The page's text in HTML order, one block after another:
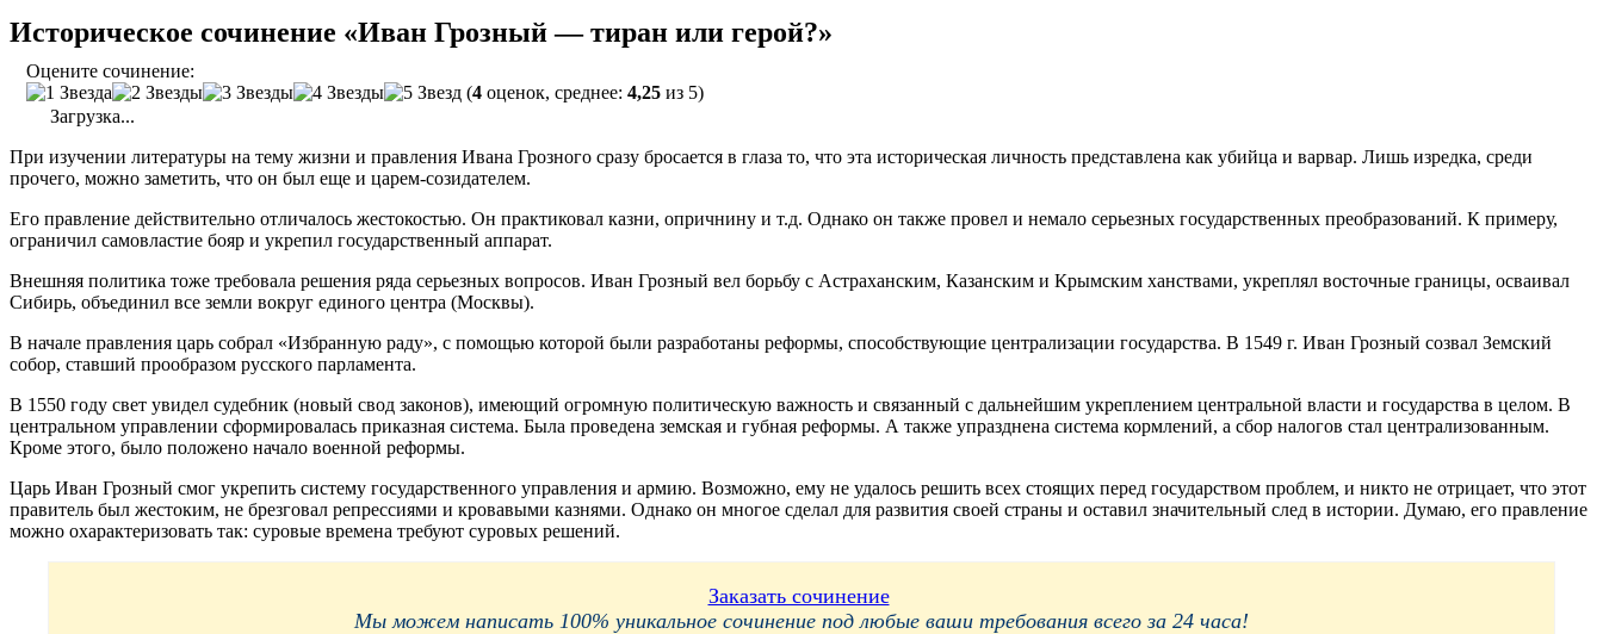
Историческое сочинение «Иван Грозный — тиран или герой?»
Оцените сочинение:
(4 оценок, среднее: 4,25 из 5)
Загрузка...
При изучении литературы на тему жизни и правления Ивана Грозного сразу бросается в глаза то, что эта историческая личность представлена как убийца и варвар. Лишь изредка, среди
прочего, можно заметить, что он был еще и царем-созидателем.
Его правление действительно отличалось жестокостью. Он практиковал казни, опричнину и т.д. Однако он также провел и немало серьезных государственных преобразований. К примеру,
ограничил самовластие бояр и укрепил государственный аппарат.
Внешняя политика тоже требовала решения ряда серьезных вопросов. Иван Грозный вел борьбу с Астраханским, Казанским и Крымским ханствами, укреплял восточные границы, осваивал
Сибирь, объединил все земли вокруг единого центра (Москвы).
В начале правления царь собрал «Избранную раду», с помощью которой были разработаны реформы, способствующие централизации государства. В 1549 г. Иван Грозный созвал Земский
собор, ставший прообразом русского парламента.
В 1550 году свет увидел судебник (новый свод законов), имеющий огромную политическую важность и связанный с дальнейшим укреплением центральной власти и государства в целом. В
центральном управлении сформировалась приказная система. Была проведена земская и губная реформы. А также упразднена система кормлений, а сбор налогов стал централизованным.
Кроме этого, было положено начало военной реформы.
Царь Иван Грозный смог укрепить систему государственного управления и армию. Возможно, ему не удалось решить всех стоящих перед государством проблем, и никто не отрицает, что этот
правитель был жестоким, не брезговал репрессиями и кровавыми казнями. Однако он многое сделал для развития своей страны и оставил значительный след в истории. Думаю, его правление
можно охарактеризовать так: суровые времена требуют суровых решений.
Заказать сочинение
Мы можем написать 100% уникальное сочинение под любые ваши требования всего за 24 часа!